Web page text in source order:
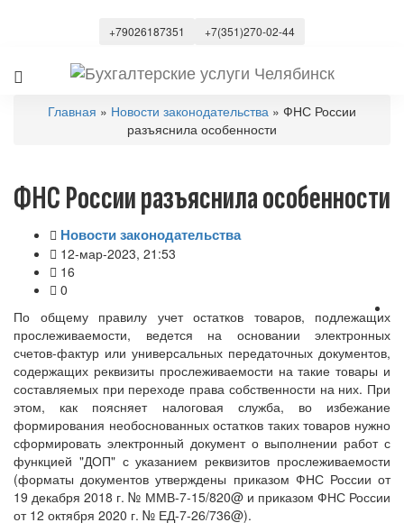
+79026187351 +7(351)270-02-44
Главная » Новости законодательства » ФНС России
разъяснила особенности
ФНС России разъяснила особенности
Новости законодательства
12-мар-2023, 21:53
16
0
По общему правилу учет остатков товаров, подлежащих
прослеживаемости, ведется на основании электронных
счетов-фактур или универсальных передаточных документов,
содержащих реквизиты прослеживаемости на такие товары и
составляемых при переходе права собственности на них. При
этом, как поясняет налоговая служба, во избежание
формирования необоснованных остатков таких товаров нужно
сформировать электронный документ о выполнении работ с
функцией "ДОП" с указанием реквизитов прослеживаемости
(форматы документов утверждены приказом ФНС России от
19 декабря 2018 г. № ММВ-7-15/820@ и приказом ФНС России
от 12 октября 2020 г. № ЕД-7-26/736@).